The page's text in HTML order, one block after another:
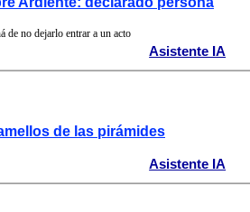
de no dejarlo entrar a un acto
Asistente IA
de las pirámides
Asistente IA